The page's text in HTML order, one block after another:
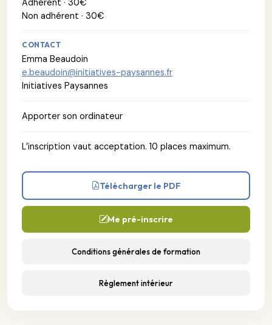
Adhérent · 30€
Non adhérent · 30€
CONTACT
Emma Beaudoin
e.beaudoin@initiatives-paysannes.fr
Initiatives Paysannes
Apporter son ordinateur
L’inscription vaut acceptation. 10 places maximum.
Télécharger le PDF
Me pré-inscrire
Conditions générales de formation
Règlement intérieur